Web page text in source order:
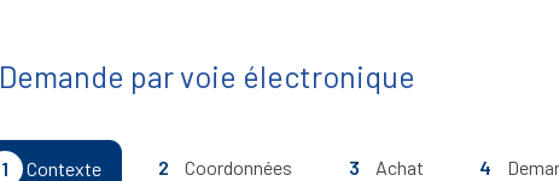
Demande par voie électronique
1 Contexte 2 Coordonnées 3 Achat 4